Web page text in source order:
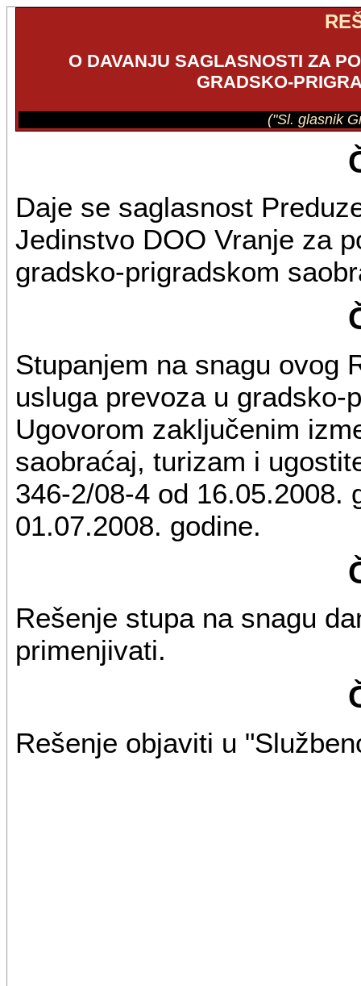
O DAVANJU SAGLASNOSTI ZA
GRADSKO-
("Sl. glasnik
Daje se saglasnost
Jedinstvo DOO Vranje za
gradsko-prigradskom
Stupanjem na snagu ovog
usluga prevoza u gradsko-
Ugovorom zaključenim
saobraćaj, turizam i
346-2/08-4 od 16.05.2008.
01.07.2008. godine.
Rešenje stupa na snagu
primenjivati.
Rešenje objaviti u